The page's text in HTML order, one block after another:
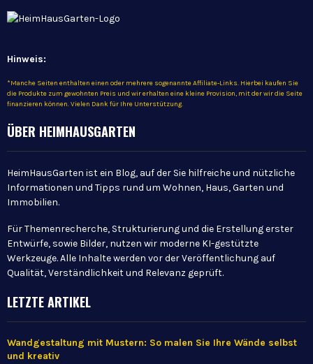
Hinweis:
*Manche Seiten enthalten einen oder mehrere sogenannte Affiliate-Links. Hierbei kaufen Sie
die Produkte zum gewohnten Preis und wir erhalten eine kleine Provision, mit der wir die Seite
finanzieren können. Vielen Dank für Ihre Unterstützung.
ÜBER HEIMHAUSGARTEN
HeimHausGarten ist ein Blog, auf der Sie hilfreiche und nützliche
Informationen und Tipps rund um Wohnen, Haus, Garten und
Immobilien.
Für Themenrecherche, Strukturierung und die Erstellung erster
Entwürfe, sowie Bilder, nutzen wir moderne KI-gestützte
Werkzeuge. Alle Inhalte werden vor der Veröffentlichung auf
Qualität, Verständlichkeit und Relevanz geprüft.
LETZTE ARTIKEL
Wandgestaltung mit Mustern: So malen Sie Ihre Wände selbst
und kreativ